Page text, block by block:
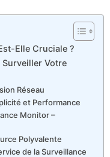
Elle Cruciale ?
Votre
Réseau
et Performance
Monitor –
Polyvalente
de la Surveillance